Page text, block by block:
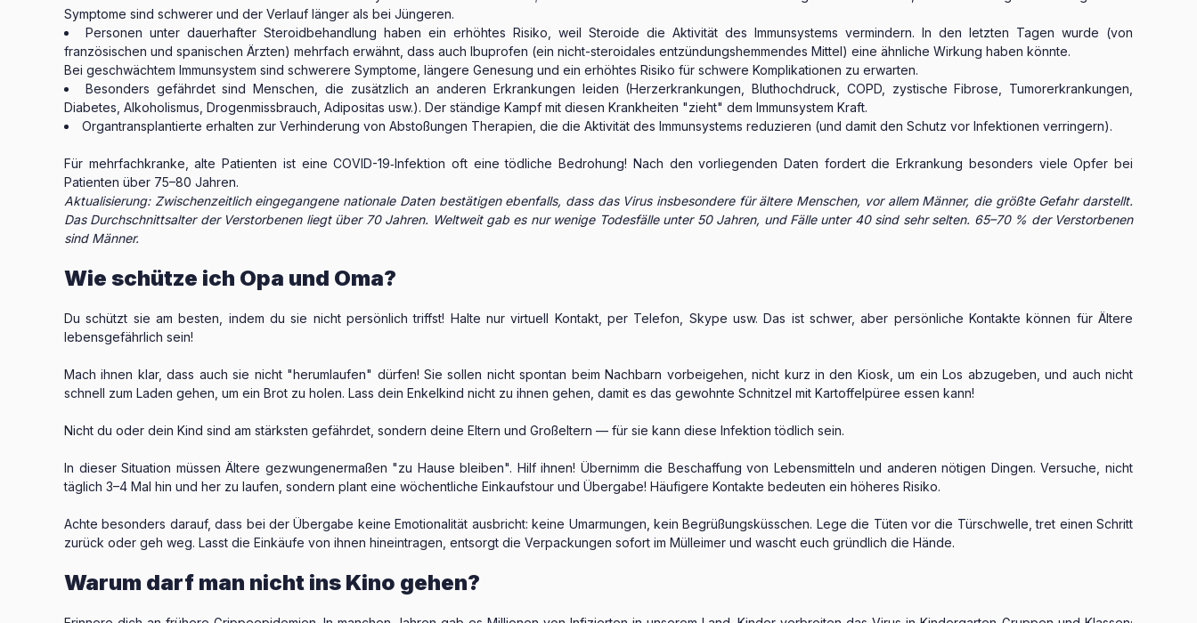
Symptome sind schwerer und der Verlauf länger als bei Jüngeren.
Personen unter dauerhafter Steroidbehandlung haben ein erhöhtes Risiko, weil Steroide die Aktivität des Immunsystems vermindern. In den letzten Tagen wurde (von
französischen und spanischen Ärzten) mehrfach erwähnt, dass auch Ibuprofen (ein nicht-steroidales entzündungshemmendes Mittel) eine ähnliche Wirkung haben könnte.
Bei geschwächtem Immunsystem sind schwerere Symptome, längere Genesung und ein erhöhtes Risiko für schwere Komplikationen zu erwarten.
Besonders gefährdet sind Menschen, die zusätzlich an anderen Erkrankungen leiden (Herzerkrankungen, Bluthochdruck, COPD, zystische Fibrose, Tumorerkrankungen,
Diabetes, Alkoholismus, Drogenmissbrauch, Adipositas usw.). Der ständige Kampf mit diesen Krankheiten "zieht" dem Immunsystem Kraft.
Organtransplantierte erhalten zur Verhinderung von Abstoßungen Therapien, die die Aktivität des Immunsystems reduzieren (und damit den Schutz vor Infektionen verringern).
Für mehrfachkranke, alte Patienten ist eine COVID-19‑Infektion oft eine tödliche Bedrohung! Nach den vorliegenden Daten fordert die Erkrankung besonders viele Opfer bei
Patienten über 75–80 Jahren.
Aktualisierung: Zwischenzeitlich eingegangene nationale Daten bestätigen ebenfalls, dass das Virus insbesondere für ältere Menschen, vor allem Männer, die größte Gefahr darstellt.
Das Durchschnittsalter der Verstorbenen liegt über 70 Jahren. Weltweit gab es nur wenige Todesfälle unter 50 Jahren, und Fälle unter 40 sind sehr selten. 65–70 % der Verstorbenen
sind Männer.
Wie schütze ich Opa und Oma?
Du schützt sie am besten, indem du sie nicht persönlich triffst! Halte nur virtuell Kontakt, per Telefon, Skype usw. Das ist schwer, aber persönliche Kontakte können für Ältere
lebensgefährlich sein!
Mach ihnen klar, dass auch sie nicht "herumlaufen" dürfen! Sie sollen nicht spontan beim Nachbarn vorbeigehen, nicht kurz in den Kiosk, um ein Los abzugeben, und auch nicht
schnell zum Laden gehen, um ein Brot zu holen. Lass dein Enkelkind nicht zu ihnen gehen, damit es das gewohnte Schnitzel mit Kartoffelpüree essen kann!
Nicht du oder dein Kind sind am stärksten gefährdet, sondern deine Eltern und Großeltern — für sie kann diese Infektion tödlich sein.
In dieser Situation müssen Ältere gezwungenermaßen "zu Hause bleiben". Hilf ihnen! Übernimm die Beschaffung von Lebensmitteln und anderen nötigen Dingen. Versuche, nicht
täglich 3–4 Mal hin und her zu laufen, sondern plant eine wöchentliche Einkaufstour und Übergabe! Häufigere Kontakte bedeuten ein höheres Risiko.
Achte besonders darauf, dass bei der Übergabe keine Emotionalität ausbricht: keine Umarmungen, kein Begrüßungsküsschen. Lege die Tüten vor die Türschwelle, tret einen Schritt
zurück oder geh weg. Lasst die Einkäufe von ihnen hineintragen, entsorgt die Verpackungen sofort im Mülleimer und wascht euch gründlich die Hände.
Warum darf man nicht ins Kino gehen?